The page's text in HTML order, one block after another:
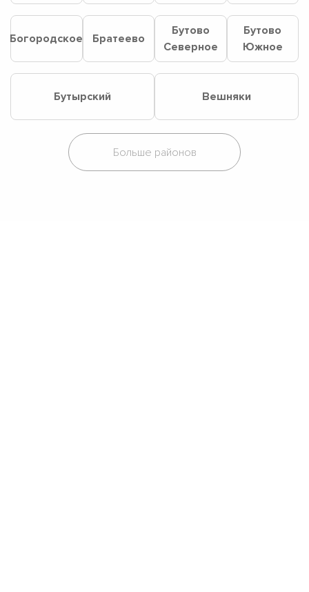
Богородское Братеево
Бутово
Северное
Бутово
Южное
Бутырский Вешняки